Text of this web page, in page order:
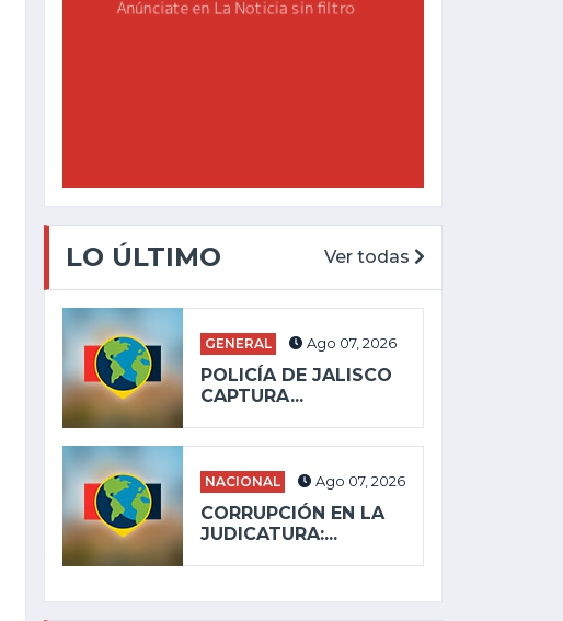
LO ÚLTIMO Ver todas
GENERAL Ago 07, 2026
POLICÍA DE JALISCO
CAPTURA...
NACIONAL Ago 07, 2026
CORRUPCIÓN EN LA
JUDICATURA:...